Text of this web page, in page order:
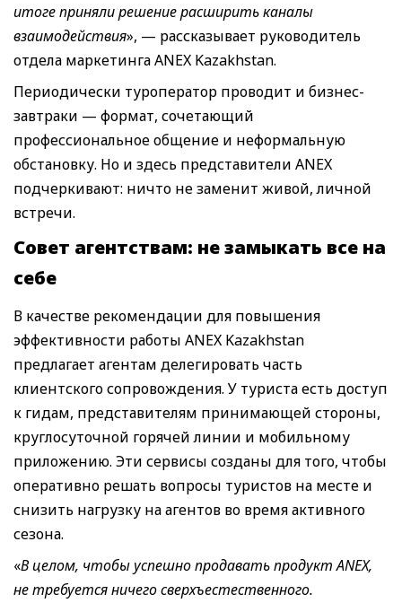
итоге приняли решение расширить каналы
взаимодействия», — рассказывает руководитель
отдела маркетинга ANEX Kazakhstan.
Периодически туроператор проводит и бизнес-
завтраки — формат, сочетающий
профессиональное общение и неформальную
обстановку. Но и здесь представители ANEX
подчеркивают: ничто не заменит живой, личной
встречи.
Совет агентствам: не замыкать все на
себе
В качестве рекомендации для повышения
эффективности работы ANEX Kazakhstan
предлагает агентам делегировать часть
клиентского сопровождения. У туриста есть доступ
к гидам, представителям принимающей стороны,
круглосуточной горячей линии и мобильному
приложению. Эти сервисы созданы для того, чтобы
оперативно решать вопросы туристов на месте и
снизить нагрузку на агентов во время активного
сезона.
«В целом, чтобы успешно продавать продукт ANEX,
не требуется ничего сверхъестественного.